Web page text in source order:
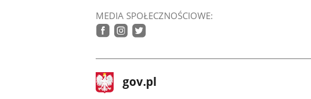
MEDIA SPOŁECZNOŚCIOWE:
stopka
gov.pl Strona
gov.pl